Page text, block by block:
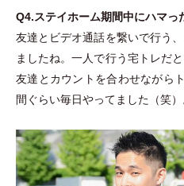
Q4.ステイホーム期間中にハマっ
友達とビデオ通話を繋いで行う
ましたね。一人で行う宅トレだ
友達とカウントを合わせながら
間ぐらい毎日やってました （笑）